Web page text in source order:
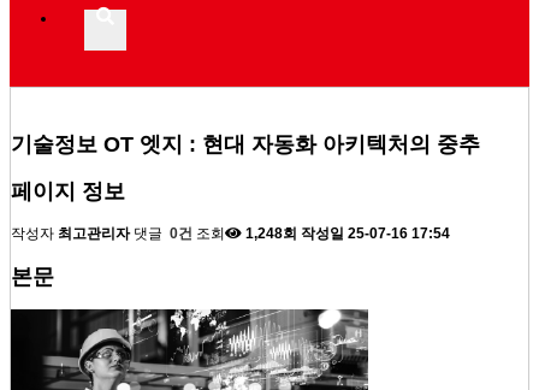
기술정보 OT 엣지 : 현대 자동화 아키텍처의 중추
페이지 정보
작성자 최고관리자 댓글 0건 조회 1,248회 작성일 25-07-16 17:54
본문